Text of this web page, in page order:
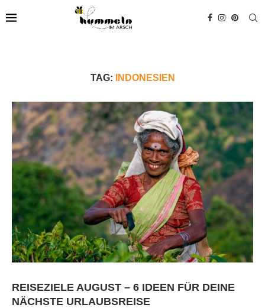
TAG: INDONESIEN
REISEZIELE AUGUST – 6 IDEEN FÜR DEINE
NÄCHSTE URLAUBSREISE